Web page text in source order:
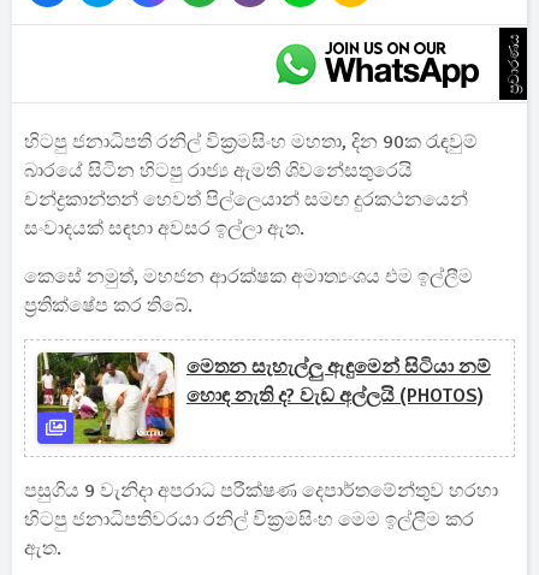
ප්‍රචාරණය
හිටපු ජනාධිපති රනිල් වික්‍රමසිංහ මහතා, දින 90ක රැඳවුම්
බාරයේ සිටින හිටපු රාජ්‍ය ඇමති ශිවනේසතුරෙයි
චන්ද්‍රකාන්තන් හෙවත් පිල්ලෙයාන් සමඟ දුරකථනයෙන්
සංවාදයක් සඳහා අවසර ඉල්ලා ඇත.
කෙසේ නමුත්, මහජන ආරක්ෂක අමාත්‍යංශය එම ඉල්ලීම
ප්‍රතික්ෂේප කර තිබේ.
මෙතන සැහැල්ලු ඇඳුමෙන් සිටියා නම්
හොඳ නැති ද? වැඩ අල්ලයි (PHOTOS)
පසුගිය 9 වැනිදා අපරාධ පරීක්ෂණ දෙපාර්තමේන්තුව හරහා
හිටපු ජනාධිපතිවරයා රනිල් වික්‍රමසිංහ මෙම ඉල්ලීම කර
ඇත.